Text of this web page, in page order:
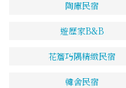
陶庫民宿
遊歷家B&B
花簷巧隅精緻民宿
韓舍民宿